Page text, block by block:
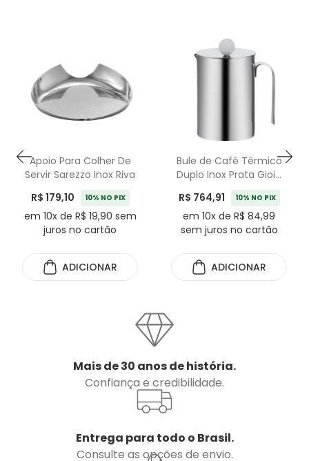
Apoio Para Colher De
Servir Sarezzo Inox Riva
R$ 179,10
10% NO PIX
em 10x de R$ 19,90 sem
juros no cartão
ADICIONAR
Bule de Café Térmico
Duplo Inox Prata Gioia
Riva - 600mL
R$ 764,91 10% NO PIX
em 10x de R$ 84,99
sem juros no cartão
ADICIONAR
Mais de 30 anos de história.
Confiança e credibilidade.
Entrega para todo o Brasil.
Consulte as opções de envio.